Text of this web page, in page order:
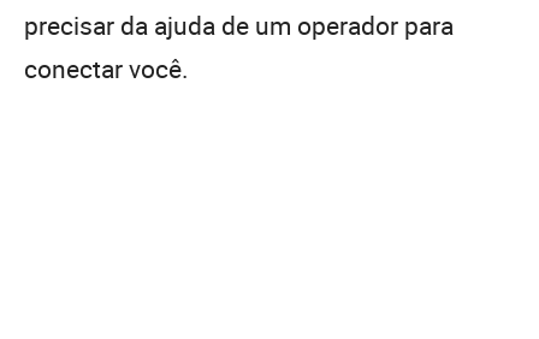
precisar da ajuda de um operador para
conectar você.